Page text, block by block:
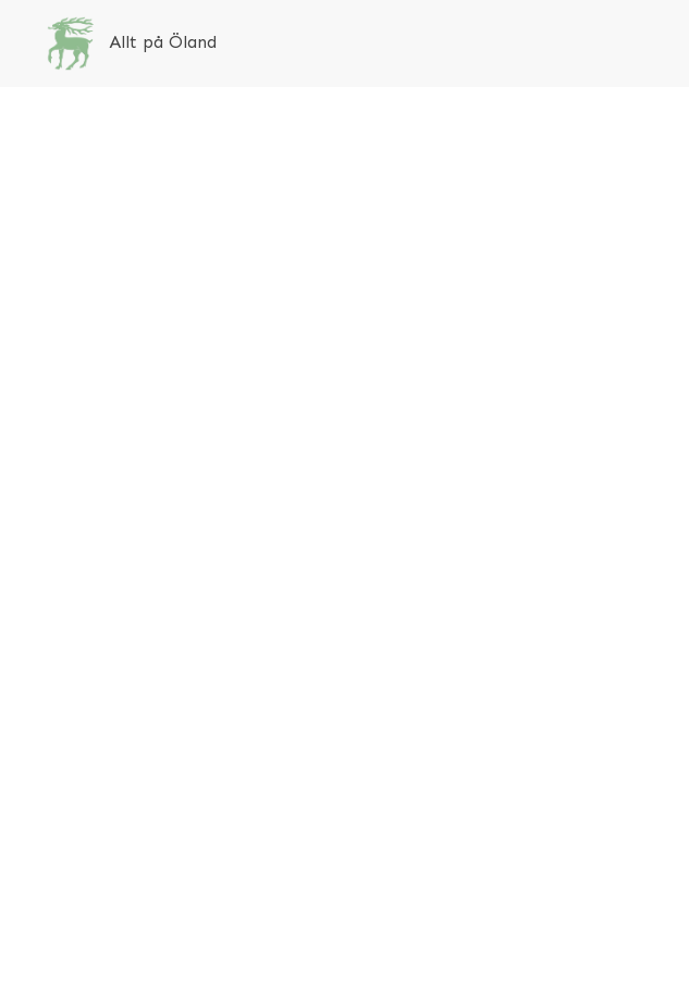
Allt på Öland